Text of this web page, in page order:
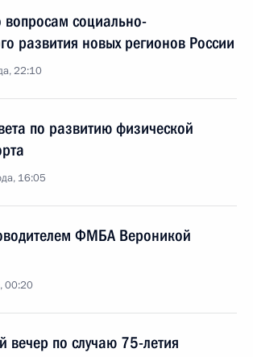
социально-
развития новых регионов России
22:10
по развитию физической
16:05
ФМБА Вероникой
00:20
вечер по случаю 75-летия